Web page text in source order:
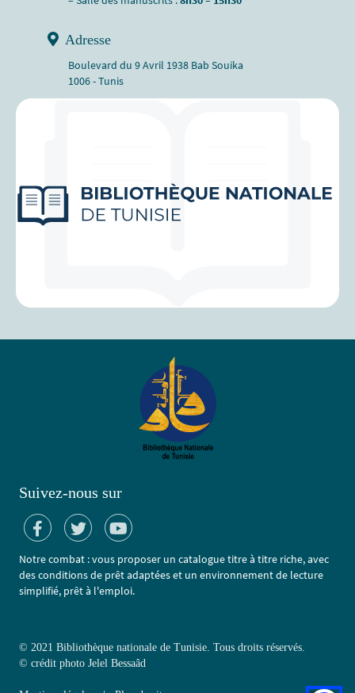
Adresse
Boulevard du 9 Avril 1938 Bab Souika
1006 - Tunis
Suivez-nous sur
Notre combat : vous proposer un catalogue titre à titre riche, avec
des conditions de prêt adaptées et un environnement de lecture
simplifié, prêt à l'emploi.
© 2021 Bibliothèque nationale de Tunisie. Tous droits réservés.
© crédit photo Jelel Bessaâd